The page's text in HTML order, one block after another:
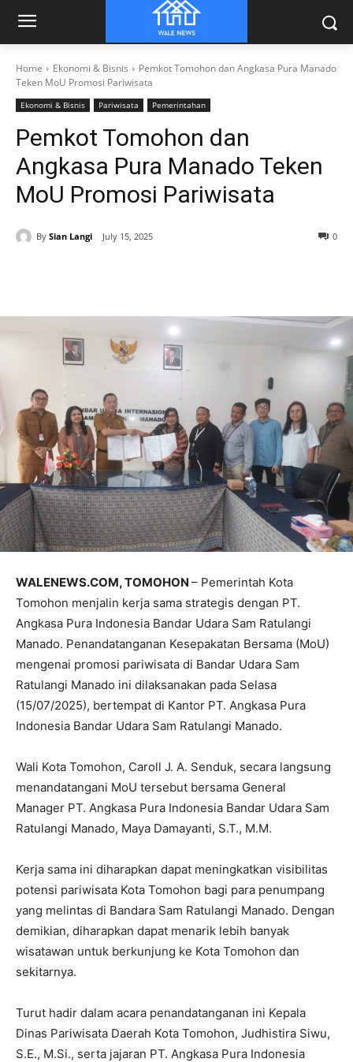
Home Ekonomi & Bisnis
Pemkot Tomohon dan Angkasa Pura Manado
Teken MoU Promosi Pariwisata
Ekonomi & Bisnis Pariwisata Pemerintahan
Pemkot Tomohon dan
Angkasa Pura Manado Teken
MoU Promosi Pariwisata
By Sian Langi July 15, 2025 0
WALENEWS.COM, TOMOHON – Pemerintah Kota
Tomohon menjalin kerja sama strategis dengan PT.
Angkasa Pura Indonesia Bandar Udara Sam Ratulangi
Manado. Penandatanganan Kesepakatan Bersama (MoU)
mengenai promosi pariwisata di Bandar Udara Sam
Ratulangi Manado ini dilaksanakan pada Selasa
(15/07/2025), bertempat di Kantor PT. Angkasa Pura
Indonesia Bandar Udara Sam Ratulangi Manado.
Wali Kota Tomohon, Caroll J. A. Senduk, secara langsung
menandatangani MoU tersebut bersama General
Manager PT. Angkasa Pura Indonesia Bandar Udara Sam
Ratulangi Manado, Maya Damayanti, S.T., M.M.
Kerja sama ini diharapkan dapat meningkatkan visibilitas
potensi pariwisata Kota Tomohon bagi para penumpang
yang melintas di Bandara Sam Ratulangi Manado. Dengan
demikian, diharapkan dapat menarik lebih banyak
wisatawan untuk berkunjung ke Kota Tomohon dan
sekitarnya.
Turut hadir dalam acara penandatanganan ini Kepala
Dinas Pariwisata Daerah Kota Tomohon, Judhistira Siwu,
S.E., M.Si., serta jajaran PT. Angkasa Pura Indonesia